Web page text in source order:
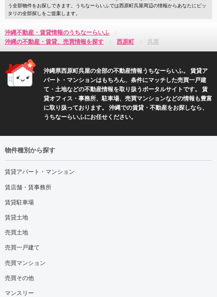
う全部物件をお探しできます。うちなーらいふでは西原町呉屋周辺の情報からあなたにピッ
タリの全部探しをご提案します。
沖縄不動産・賃貸情報のうちなーらいふ
沖縄の不動産・賃貸、売買情報を探す
西原町 呉屋
沖縄県西原町呉屋の全部の不動産情報うちなーらいふ。 賃貸ア
パート・マンションはもちろん、条件にマッチした売買一戸建
て・土地などの不動産情報を取り扱うポータルサイトです。 賃
貸オフィス・事務所、駐車場、売買マンションなどの情報も豊富
に取り扱っております。 沖縄での賃貸・不動産をお探しなら、
うちなーらいふにお任せください。
物件種別から探す
賃貸アパート・マンション
賃店舗・賃事務所
賃貸駐車場
賃貸土地
売買土地
売買一戸建て
売買マンション
売買その他
マンスリー